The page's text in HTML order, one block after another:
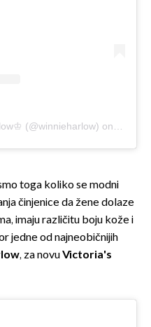
(@winnieharlow) on
toga koliko se modni
činjenice da žene dolaze
imaju različitu boju kože i
jedne od najneobičnijih
, za novuVictoria's